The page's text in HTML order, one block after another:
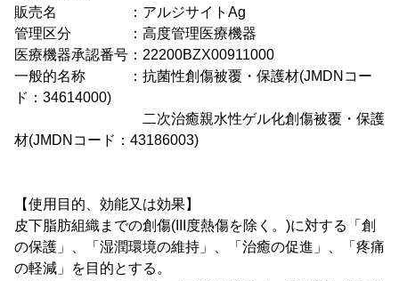
販売名 ：アルジサイトAg
管理区分 ：高度管理医療機器
医療機器承認番号：22200BZX00911000
一般的名称 ：抗菌性創傷被覆・保護材(JMDNコー
ド：34614000)
二次治癒親水性ゲル化創傷被覆・保護
材(JMDNコード：43186003)
【使用目的、効能又は効果】
皮下脂肪組織までの創傷(III度熱傷を除く。)に対する「創
の保護」、「湿潤環境の維持」、「治癒の促進」、「疼痛
の軽減」を目的とする。